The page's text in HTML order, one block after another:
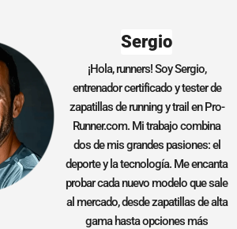
Sergio
¡Hola, runners! Soy Sergio,
entrenador certificado y tester de
zapatillas de running y trail en Pro-
Runner.com. Mi trabajo combina
dos de mis grandes pasiones: el
deporte y la tecnología. Me encanta
probar cada nuevo modelo que sale
al mercado, desde zapatillas de alta
gama hasta opciones más